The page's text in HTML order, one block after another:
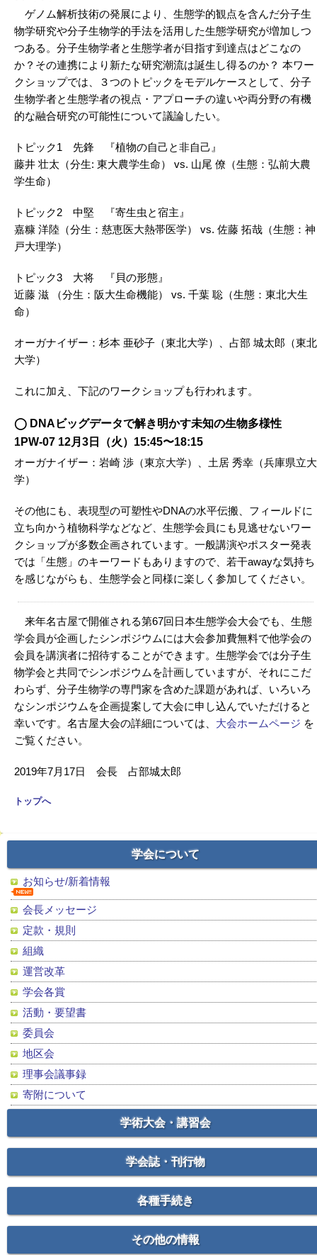
学会について
お知らせ/新着情報
会長メッセージ
定款・規則
組織
運営改革
学会各賞
活動・要望書
委員会
地区会
理事会議事録
寄附について
学術大会・講習会
学会誌・刊行物
各種手続き
その他の情報
ゲノム解析技術の発展により、生態学的観点を含んだ分子生
物学研究や分子生物学的手法を活用した生態学研究が増加しつ
つある。分子生物学者と生態学者が目指す到達点はどこなの
か？その連携により新たな研究潮流は誕生し得るのか？ 本ワー
クショップでは、３つのトピックをモデルケースとして、分子
生物学者と生態学者の視点・アプローチの違いや両分野の有機
的な融合研究の可能性について議論したい。
トピック1 先鋒 『植物の自己と非自己』
藤井 壮太（分生: 東大農学生命） vs. 山尾 僚（生態：弘前大農
学生命）
トピック2 中堅 『寄生虫と宿主』
嘉糠 洋陸（分生：慈恵医大熱帯医学） vs. 佐藤 拓哉（生態：神
戸大理学）
トピック3 大将 『貝の形態』
近藤 滋 （分生：阪大生命機能） vs. 千葉 聡（生態：東北大生
命）
オーガナイザー：杉本 亜砂子（東北大学）、占部 城太郎（東北
大学）
これに加え、下記のワークショップも行われます。
◯ DNAビッグデータで解き明かす未知の生物多様性
1PW-07 12月3日（火）15:45〜18:15
オーガナイザー：岩崎 渉（東京大学）、土居 秀幸（兵庫県立大
学）
その他にも、表現型の可塑性やDNAの水平伝搬、フィールドに
立ち向かう植物科学などなど、生態学会員にも見逃せないワー
クショップが多数企画されています。一般講演やポスター発表
では「生態」のキーワードもありますので、若干awayな気持ち
を感じながらも、生態学会と同様に楽しく参加してください。
来年名古屋で開催される第67回日本生態学会大会でも、生態
学会員が企画したシンポジウムには大会参加費無料で他学会の
会員を講演者に招待することができます。生態学会では分子生
物学会と共同でシンポジウムを計画していますが、それにこだ
わらず、分子生物学の専門家を含めた課題があれば、いろいろ
なシンポジウムを企画提案して大会に申し込んでいただけると
幸いです。名古屋大会の詳細については、 大会ホームページ を
ご覧ください。
2019年7月17日 会長 占部城太郎
トップへ